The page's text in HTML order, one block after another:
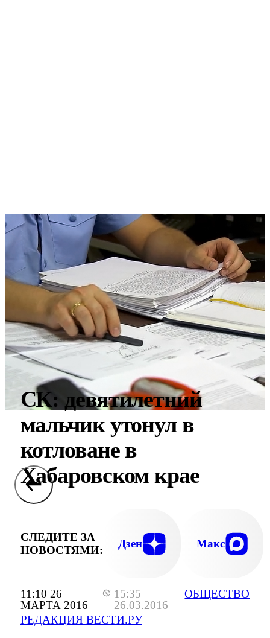
11:10 26
МАРТА 2016
15:35
26.03.2016
РЕДАКЦИЯ ВЕСТИ.РУ
ОБЩЕСТВО
СК: девятилетний
мальчик утонул в
котловане в
Хабаровском крае
СЛЕДИТЕ ЗА
НОВОСТЯМИ:
Дзен Макс